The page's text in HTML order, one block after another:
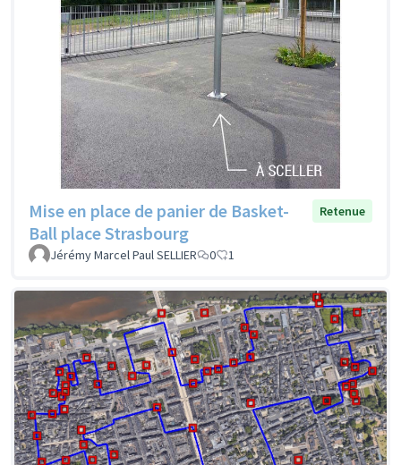
Mise en place de panier de Basket-
Ball place Strasbourg
Retenue
Jérémy Marcel Paul SELLIER 0 1